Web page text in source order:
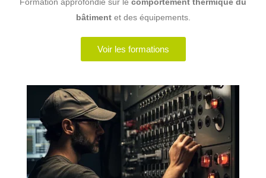
bâtimentet des équipements.
Voir les formations